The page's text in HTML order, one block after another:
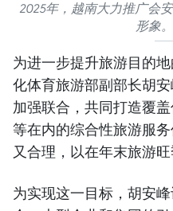
2025年，越南大力推广会
形象
为进一步提升旅游目的
化体育旅游部副部长胡
加强联合，共同打造覆
等在内的综合性旅游服
又合理，以在年末旅游旺
为实现这一目标，胡安